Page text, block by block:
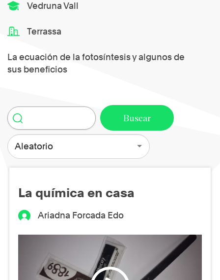
Vedruna Vall
Terrassa
La ecuación de la fotosíntesis y algunos de
sus beneficios
Aleatorio
La química en casa
Ariadna Forcada Edo